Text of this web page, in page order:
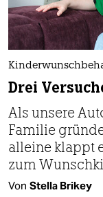
Drei
Als unsere
Familie
alleine klappt
zum
Von Stella Brikey